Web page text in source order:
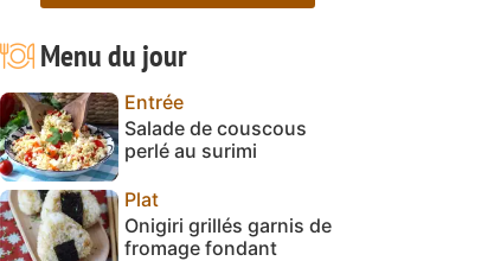
Menu du jour
Entrée
Salade de couscous
perlé au surimi
Plat
Onigiri grillés garnis de
fromage fondant